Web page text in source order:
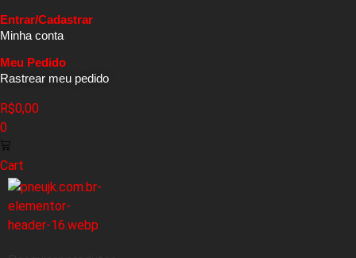
Entrar/Cadastrar
Minha conta
Meu Pedido
Rastrear meu pedido
R$0,00
0
Cart